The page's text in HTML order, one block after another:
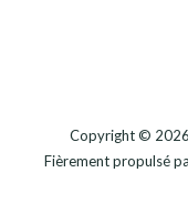
Copyright © 2026
Fièrement propulsé